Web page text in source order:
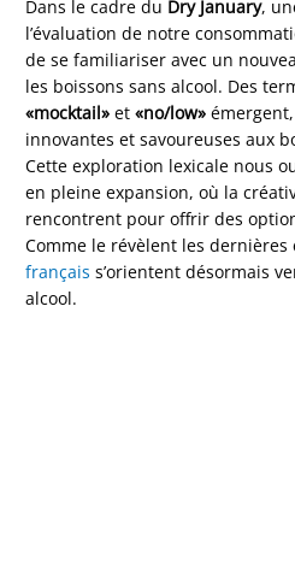
Dans le cadre du Dry January,
l’évaluation de notre
de se familiariser avec un
les boissons sans alcool. Des
«mocktail» et«no/low»
innovantes et savoureuses aux
Cette exploration lexicale nous
en pleine expansion, où la
rencontrent pour offrir des
Comme le révèlent les dernières
français s’orientent désormais
alcool.